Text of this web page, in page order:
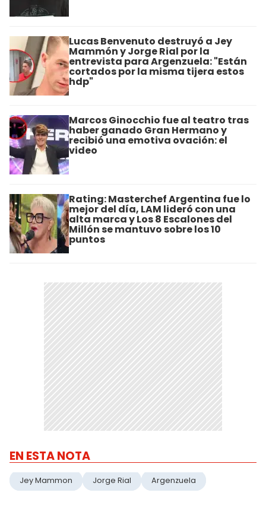
Lucas Benvenuto destruyó a Jey
Mammón y Jorge Rial por la
entrevista para Argenzuela: "Están
cortados por la misma tijera estos
hdp"
Marcos Ginocchio fue al teatro tras
haber ganado Gran Hermano y
recibió una emotiva ovación: el
video
Rating: Masterchef Argentina fue lo
mejor del día, LAM lideró con una
alta marca y Los 8 Escalones del
Millón se mantuvo sobre los 10
puntos
EN ESTA NOTA
Jey Mammon Jorge Rial Argenzuela